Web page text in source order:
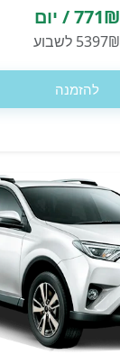
771₪ / יום
5397₪ לשבוע
להזמנה